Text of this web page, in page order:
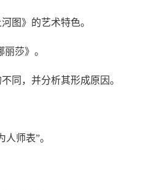
图》的艺术特色。
莎》。
同，并分析其形成原因。
师表”。